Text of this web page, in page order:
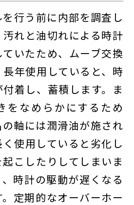
サイト
行う前に内部を調査し
れと油切れによる時計
いたため、ムーブ交換
年使用していると、時
着し、蓄積します。ま
をなめらかにするため
軸には潤滑油が施され
使用していると劣化し
こしたりしてしまいま
時計の駆動が遅くなる
定期的なオーバーホー